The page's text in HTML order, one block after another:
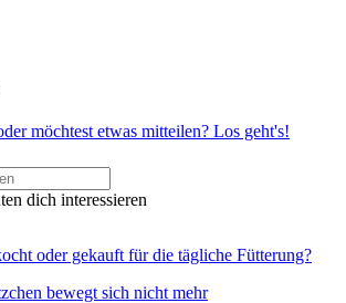
möchtest etwas mitteilen? Los geht's!
dich interessieren
oder gekauft für die tägliche Fütterung?
bewegt sich nicht mehr